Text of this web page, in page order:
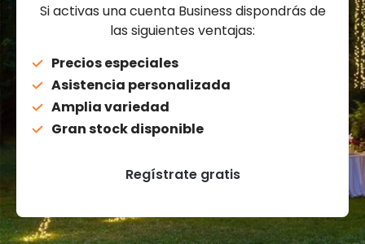
Si activas una cuenta Business dispondrás de
las siguientes ventajas:
Precios especiales
Asistencia personalizada
Amplia variedad
Gran stock disponible
Regístrate gratis